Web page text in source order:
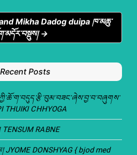
Mikha Dadog duipa ཁ་མཆུ་
→
Recent Posts
THUIKI CHHYOGA
RABNE
JYOME DONSHYAG { bjod med